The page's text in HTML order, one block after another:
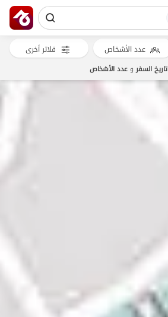
عدد الأشخاص فلاتر أخرى
تاريخ السفروعدد الأشخاص